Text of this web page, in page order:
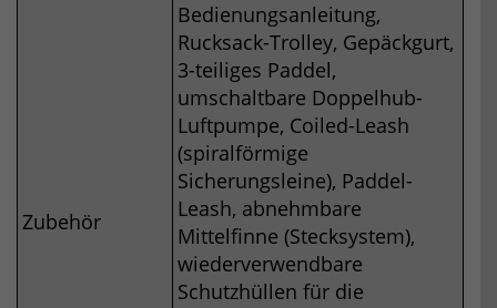
Zubehör
Bedienungsanleitung,
Rucksack-Trolley, Gepäckgurt,
3-teiliges Paddel,
umschaltbare Doppelhub-
Luftpumpe, Coiled-Leash
(spiralförmige
Sicherungsleine), Paddel-
Leash, abnehmbare
Mittelfinne (Stecksystem),
wiederverwendbare
Schutzhüllen für die